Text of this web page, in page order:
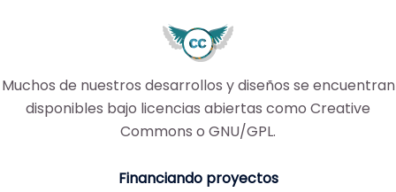
Muchos de nuestros desarrollos y diseños se encuentran
disponibles bajo licencias abiertas como Creative
Commons o GNU/GPL.
Financiando proyectos